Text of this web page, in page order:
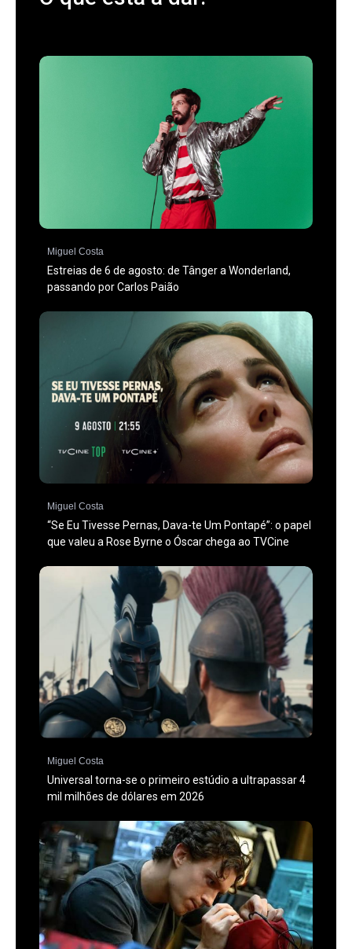
Miguel Costa
Estreias de 6 de agosto: de Tânger a Wonderland,
passando por Carlos Paião
Miguel Costa
“Se Eu Tivesse Pernas, Dava-te Um Pontapé”: o papel
que valeu a Rose Byrne o Óscar chega ao TVCine
Miguel Costa
Universal torna-se o primeiro estúdio a ultrapassar 4
mil milhões de dólares em 2026